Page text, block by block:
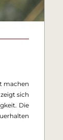
machen
sich
Die